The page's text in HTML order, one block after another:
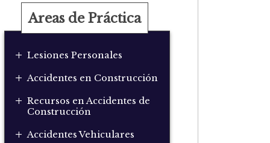
Areas de Práctica
+ Lesiones Personales
+ Accidentes en Construcción
+ Recursos en Accidentes de
Construcción
+ Accidentes Vehiculares